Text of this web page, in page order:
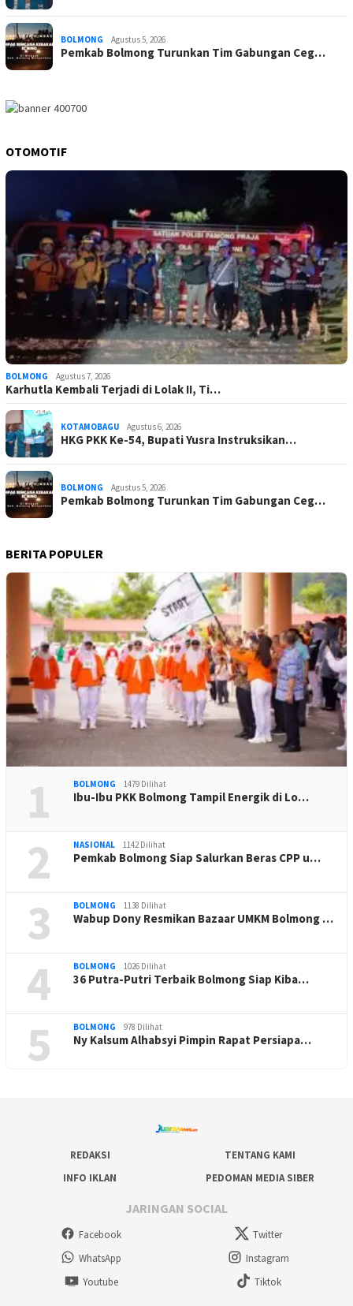
BOLMONG Agustus 5, 2026
Pemkab Bolmong Turunkan Tim Gabungan Ceg…
OTOMOTIF
BOLMONG Agustus 7, 2026
Karhutla Kembali Terjadi di Lolak II, Ti…
KOTAMOBAGU Agustus 6, 2026
HKG PKK Ke-54, Bupati Yusra Instruksikan…
BOLMONG Agustus 5, 2026
Pemkab Bolmong Turunkan Tim Gabungan Ceg…
BERITA POPULER
1 BOLMONG 1479 Dilihat
Ibu-Ibu PKK Bolmong Tampil Energik di Lo…
2 NASIONAL 1142 Dilihat
Pemkab Bolmong Siap Salurkan Beras CPP u…
3 BOLMONG 1138 Dilihat
Wabup Dony Resmikan Bazaar UMKM Bolmong …
4 BOLMONG 1026 Dilihat
36 Putra-Putri Terbaik Bolmong Siap Kiba…
5 BOLMONG 978 Dilihat
Ny Kalsum Alhabsyi Pimpin Rapat Persiapa…
REDAKSI
TENTANG KAMI
INFO IKLAN
PEDOMAN MEDIA SIBER
JARINGAN SOCIAL
Facebook
Twitter
WhatsApp
Instagram
Youtube
Tiktok